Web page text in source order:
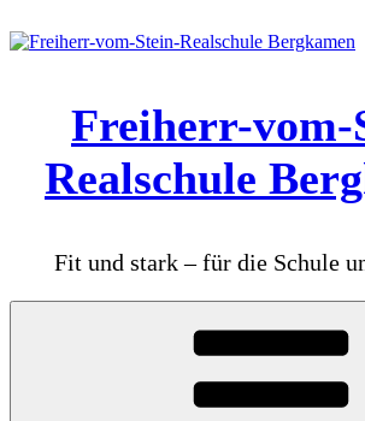
Inhalt
Freiherr-vom-
Realschule
Fit und stark – für die Schule